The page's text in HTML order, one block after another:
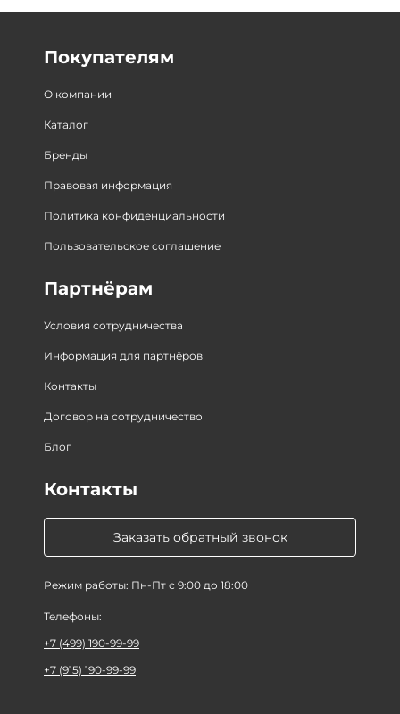
Покупателям
О компании
Каталог
Бренды
Правовая информация
Политика конфиденциальности
Пользовательское соглашение
Партнёрам
Условия сотрудничества
Информация для партнёров
Контакты
Договор на сотрудничество
Блог
Заказать обратный звонок
Режим работы: Пн-Пт с 9:00 до 18:00
Контакты
Телефоны:
+7 (499) 190-99-99
+7 (915) 190-99-99